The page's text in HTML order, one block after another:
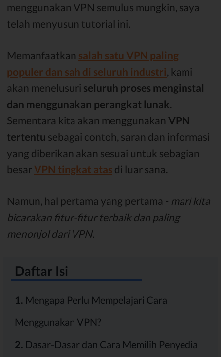
menggunakan VPN semulus mungkin, saya
telah menyusun tutorial ini.
Memanfaatkan salah satu VPN paling
populer dan sah di seluruh industri, kami
akan menelusuri seluruh proses menginstal
dan menggunakan perangkat lunak.
Sementara kita akan menggunakan VPN
tertentu sebagai contoh, saran dan informasi
yang diberikan akan sesuai untuk sebagian
besarVPN tingkat atas di luar sana.
Namun, hal pertama yang pertama - mari kita
bicarakan fitur-fitur terbaik dan paling
menonjol dari VPN.
Daftar Isi
1. Mengapa Perlu Mempelajari Cara
Menggunakan VPN?
2. Dasar-Dasar dan Cara Memilih Penyedia